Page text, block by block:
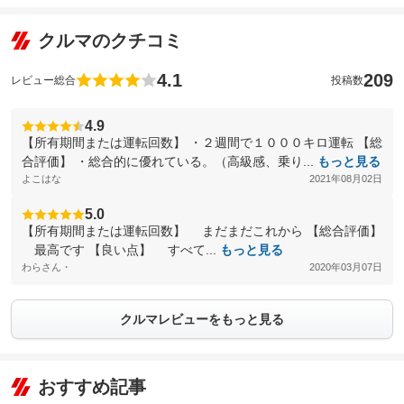
クルマのクチコミ
レビュー総合 4.1 投稿数209
4.9
【所有期間または運転回数】 ・２週間で１０００キロ運転 【総
合評価】 ・総合的に優れている。（高級感、乗り...
もっと見る
よこはな 2021年08月02日
5.0
【所有期間または運転回数】 まだまだこれから 【総合評価】
最高です 【良い点】 すべて...
もっと見る
わらさん・ 2020年03月07日
クルマレビューをもっと見る
おすすめ記事